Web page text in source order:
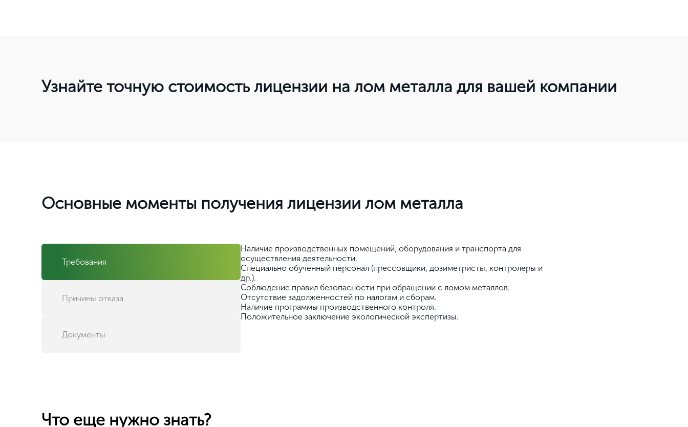
Узнайте точную стоимость лицензии на лом металла для вашей компании
Да, верно
Вы можете изменить город в любое время в верхней части сайта